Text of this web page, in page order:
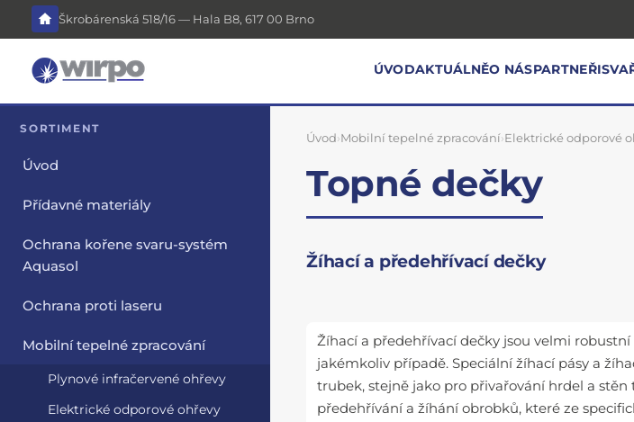
Škrobárenská 518/16 — Hala B8, 617 00 Brno
ÚVODAKTUÁLNĚO NÁSPARTNEŘI
SORTIMENT
Úvod
Přídavné materiály
Ochrana kořene svaru-systém
Aquasol
Ochrana proti laseru
Mobilní tepelné zpracování
Plynové infračervené ohřevy
Elektrické odporové ohřevy
Úvod›Mobilní tepelné zpracování›Elektrické odporové
Topné dečky
Žíhací a předehřívací dečky
Žíhací a předehřívací dečky jsou velmi
jakémkoliv případě. Speciální žíhací pásy a
trubek, stejně jako pro přivařování hrdel a
předehřívání a žíhání obrobků, které ze